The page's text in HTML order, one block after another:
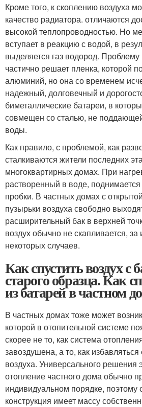
Кроме того, к скоплению воздуха
качество радиатора. отличаются
высокой теплопроводностью. Но
вступает в реакцию с водой, в
выделяется газ водород.
частично решает пленка, которой
алюминий, но она со временем
надежный, долговечный и
биметаллические батареи, в
совмещен со сталью, не
воды.
Как правило, с проблемой, как
сталкиваются жители последних
многоквартирных домах. При
растворенный в воде,
пробки. В частных домах с
пузырьки воздуха свободно
расширительный бак в верхней
воздух обычно не скапливается,
некоторых случаев.
Как спустить воздух с
старого образца. Как
из батарей в частном
В частных домах тоже может
которой в отопительной системе
скорее не то, как система
завоздушена, а то, как
воздуха. Универсального решения
отопление частного дома обычно
индивидуальном порядке, поэтому
конструкция имеет массу